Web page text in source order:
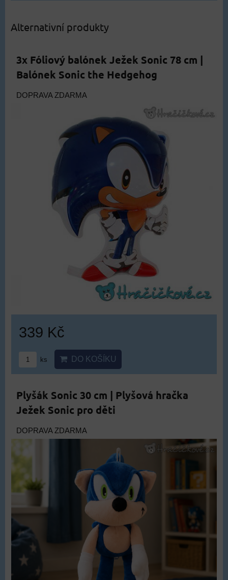
Alternativní produkty
3x Fóliový balónek Ježek Sonic 78 cm |
Balónek Sonic the Hedgehog
DOPRAVA ZDARMA
339 Kč
ks DO KOŠÍKU
Plyšák Sonic 30 cm | Plyšová hračka
Ježek Sonic pro děti
DOPRAVA ZDARMA